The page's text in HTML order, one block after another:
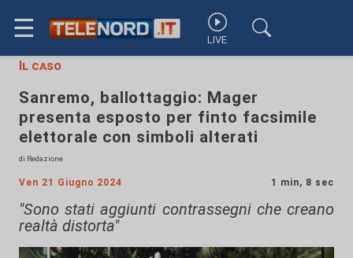
☰ LIVE
Il caso
Sanremo, ballottaggio: Mager
presenta esposto per finto facsimile
elettorale con simboli alterati
di Redazione
Ven 21 Giugno 2024 1 min, 8 sec
"Sono stati aggiunti contrassegni che creano
realtà distorta"